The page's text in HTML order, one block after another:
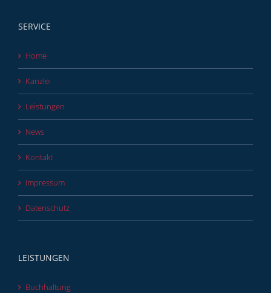
SERVICE
Home
Kanzlei
Leistungen
News
Kontakt
Impressum
Datenschutz
LEISTUNGEN
Buchhaltung